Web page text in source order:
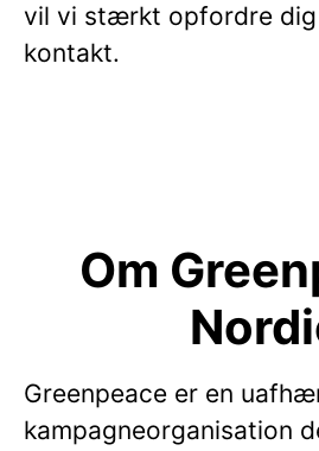
vil vi stærkt opfordre
kontakt.
Om
Greenpeace er en
kampagneorganisation